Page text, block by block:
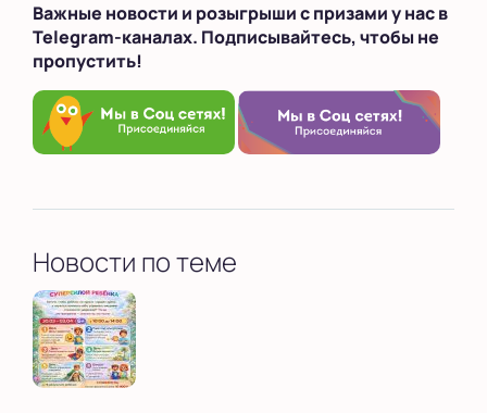
Важные новости и розыгрыши с призами у нас в
Telegram-каналах. Подписывайтесь, чтобы не
пропустить!
Новости по теме